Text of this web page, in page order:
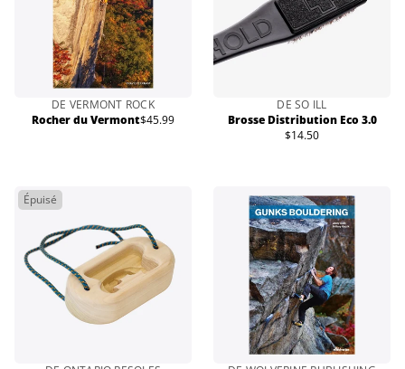
DE VERMONT ROCK
Rocher du VermontPrix
$45.99
DE SO ILL
Brosse Distribution Eco 3.0
Prix
$14.50
Épuisé